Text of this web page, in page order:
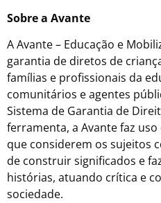
Sobre a Avante
A Avante – Educação e
garantia de diretos de
famílias e profissionais da
comunitários e agentes
Sistema de Garantia de
ferramenta, a Avante faz
que considerem os sujeitos
de construir significados e
histórias, atuando crítica e
sociedade.